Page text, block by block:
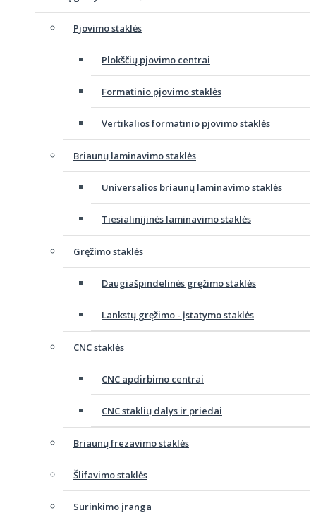
Pjovimo staklės
Plokščių pjovimo centrai
Formatinio pjovimo staklės
Vertikalios formatinio pjovimo staklės
Briaunų laminavimo staklės
Universalios briaunų laminavimo staklės
Tiesialinijinės laminavimo staklės
Gręžimo staklės
Daugiašpindelinės gręžimo staklės
Lankstų gręžimo - įstatymo staklės
CNC staklės
CNC apdirbimo centrai
CNC staklių dalys ir priedai
Briaunų frezavimo staklės
Šlifavimo staklės
Surinkimo įranga